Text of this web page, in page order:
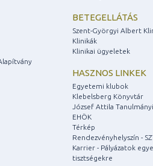
BETEGELLÁTÁS
Szent-Györgyi Albert
Klinikák
Klinikai ügyeletek
HASZNOS LINKEK
Egyetemi klubok
Klebelsberg Könyvtár
József Attila
EHÖK
Térkép
Rendezvényhelyszín -
Karrier - Pályázatok
tisztségekre